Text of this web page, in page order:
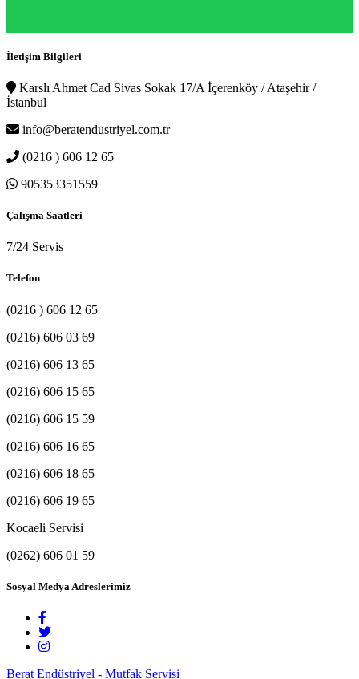
İletişim Bilgileri
Karslı Ahmet Cad Sivas Sokak 17/A İçerenköy / Ataşehir /
İstanbul
info@beratendustriyel.com.tr
(0216 ) 606 12 65
905353351559
Çalışma Saatleri
7/24 Servis
Telefon
(0216 ) 606 12 65
(0216) 606 03 69
(0216) 606 13 65
(0216) 606 15 65
(0216) 606 15 59
(0216) 606 16 65
(0216) 606 18 65
(0216) 606 19 65
Kocaeli Servisi
(0262) 606 01 59
Sosyal Medya Adreslerimiz
Berat Endüstriyel - Mutfak Servisi